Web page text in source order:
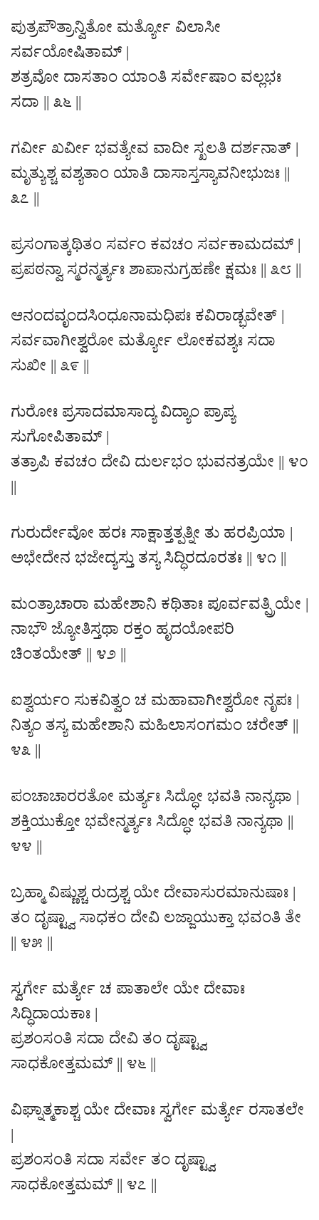
ಪುತ್ರಪೌತ್ರಾನ್ವಿತೋ ಮರ್ತ್ಯೋ ವಿಲಾಸೀ
ಸರ್ವಯೋಷಿತಾಮ್ |
ಶತ್ರವೋ ದಾಸತಾಂ ಯಾಂತಿ ಸರ್ವೇಷಾಂ ವಲ್ಲಭಃ
ಸದಾ || ೩೬ ||
ಗರ್ವೀ ಖರ್ವೀ ಭವತ್ಯೇವ ವಾದೀ ಸ್ಖಲತಿ ದರ್ಶನಾತ್ |
ಮೃತ್ಯುಶ್ಚ ವಶ್ಯತಾಂ ಯಾತಿ ದಾಸಾಸ್ತಸ್ಯಾವನೀಭುಜಃ ||
೩೭ ||
ಪ್ರಸಂಗಾತ್ಕಥಿತಂ ಸರ್ವಂ ಕವಚಂ ಸರ್ವಕಾಮದಮ್ |
ಪ್ರಪಠನ್ವಾ ಸ್ಮರನ್ಮರ್ತ್ಯಃ ಶಾಪಾನುಗ್ರಹಣೇ ಕ್ಷಮಃ || ೩೮ ||
ಆನಂದವೃಂದಸಿಂಧೂನಾಮಧಿಪಃ ಕವಿರಾಡ್ಭವೇತ್ |
ಸರ್ವವಾಗೀಶ್ವರೋ ಮರ್ತ್ಯೋ ಲೋಕವಶ್ಯಃ ಸದಾ
ಸುಖೀ || ೩೯ ||
ಗುರೋಃ ಪ್ರಸಾದಮಾಸಾದ್ಯ ವಿದ್ಯಾಂ ಪ್ರಾಪ್ಯ
ಸುಗೋಪಿತಾಮ್ |
ತತ್ರಾಪಿ ಕವಚಂ ದೇವಿ ದುರ್ಲಭಂ ಭುವನತ್ರಯೇ || ೪೦
||
ಗುರುರ್ದೇವೋ ಹರಃ ಸಾಕ್ಷಾತ್ತತ್ಪತ್ನೀ ತು ಹರಪ್ರಿಯಾ |
ಅಭೇದೇನ ಭಜೇದ್ಯಸ್ತು ತಸ್ಯ ಸಿದ್ಧಿರದೂರತಃ || ೪೧ ||
ಮಂತ್ರಾಚಾರಾ ಮಹೇಶಾನಿ ಕಥಿತಾಃ ಪೂರ್ವವತ್ಪ್ರಿಯೇ |
ನಾಭೌ ಜ್ಯೋತಿಸ್ತಥಾ ರಕ್ತಂ ಹೃದಯೋಪರಿ
ಚಿಂತಯೇತ್ || ೪೨ ||
ಐಶ್ವರ್ಯಂ ಸುಕವಿತ್ವಂ ಚ ಮಹಾವಾಗೀಶ್ವರೋ ನೃಪಃ |
ನಿತ್ಯಂ ತಸ್ಯ ಮಹೇಶಾನಿ ಮಹಿಲಾಸಂಗಮಂ ಚರೇತ್ ||
೪೩ ||
ಪಂಚಾಚಾರರತೋ ಮರ್ತ್ಯಃ ಸಿದ್ಧೋ ಭವತಿ ನಾನ್ಯಥಾ |
ಶಕ್ತಿಯುಕ್ತೋ ಭವೇನ್ಮರ್ತ್ಯಃ ಸಿದ್ಧೋ ಭವತಿ ನಾನ್ಯಥಾ ||
೪೪ ||
ಬ್ರಹ್ಮಾ ವಿಷ್ಣುಶ್ಚ ರುದ್ರಶ್ಚ ಯೇ ದೇವಾಸುರಮಾನುಷಾಃ |
ತಂ ದೃಷ್ಟ್ವಾ ಸಾಧಕಂ ದೇವಿ ಲಜ್ಜಾಯುಕ್ತಾ ಭವಂತಿ ತೇ
|| ೪೫ ||
ಸ್ವರ್ಗೇ ಮರ್ತ್ಯೇ ಚ ಪಾತಾಲೇ ಯೇ ದೇವಾಃ
ಸಿದ್ಧಿದಾಯಕಾಃ |
ಪ್ರಶಂಸಂತಿ ಸದಾ ದೇವಿ ತಂ ದೃಷ್ಟ್ವಾ
ಸಾಧಕೋತ್ತಮಮ್ || ೪೬ ||
ವಿಘ್ನಾತ್ಮಕಾಶ್ಚ ಯೇ ದೇವಾಃ ಸ್ವರ್ಗೇ ಮರ್ತ್ಯೇ ರಸಾತಲೇ
|
ಪ್ರಶಂಸಂತಿ ಸದಾ ಸರ್ವೇ ತಂ ದೃಷ್ಟ್ವಾ
ಸಾಧಕೋತ್ತಮಮ್ || ೪೭ ||